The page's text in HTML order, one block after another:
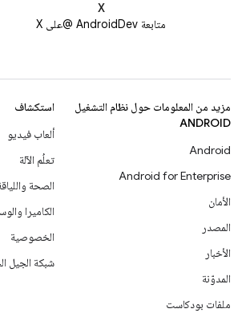
X
متابعة AndroidDev @على X
مزيد من المعلومات حول نظام التشغيل
ANDROID
Android
Android for Enterprise
الأمان
المصدر
الأخبار
المدوّنة
ملفات بودكاست
استكشاف
ألعاب فيديو
تعلُم الآلة
الصحة
الكاميرا
الخصوصية
شبكة الجيل